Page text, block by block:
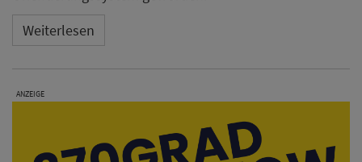
Weiterlesen
ANZEIGE